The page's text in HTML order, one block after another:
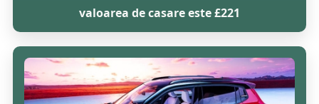
valoarea de casare este £221